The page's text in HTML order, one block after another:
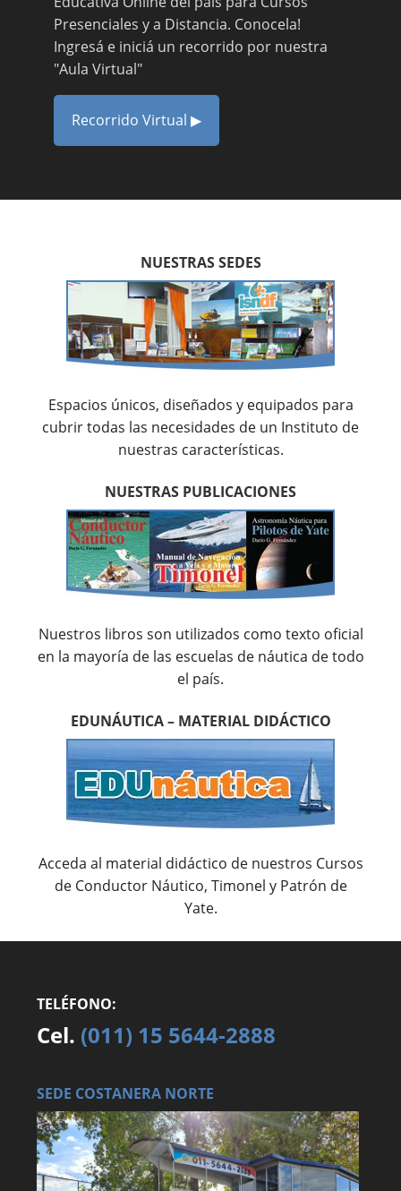
Presenciales y a Distancia. Conocela!
Ingresá e iniciá un recorrido por nuestra
"Aula Virtual"
Recorrido Virtual ▶
NUESTRAS SEDES
Espacios únicos, diseñados y equipados para
cubrir todas las necesidades de un Instituto de
nuestras características.
NUESTRAS PUBLICACIONES
Nuestros libros son utilizados como texto oficial
en la mayoría de las escuelas de náutica de todo
el país.
EDUNÁUTICA – MATERIAL DIDÁCTICO
Acceda al material didáctico de nuestros Cursos
de Conductor Náutico, Timonel y Patrón de
Yate.
TELÉFONO:
Cel. (011) 15 5644-2888
SEDE COSTANERA NORTE